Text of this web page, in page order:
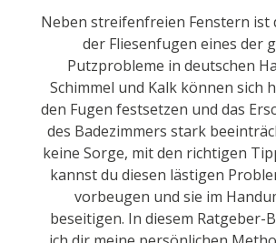
Neben streifenfreien Fenstern ist
der Fliesenfugen eines der
Putzprobleme in deutschen
Schimmel und Kalk können sich
den Fugen festsetzen und das
des Badezimmers stark
keine Sorge, mit den richtigen
kannst du diesen lästigen
vorbeugen und sie im
beseitigen. In diesem Ratgeber-